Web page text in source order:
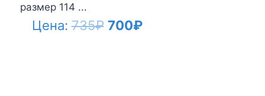
размер 114 ...
Цена:735₽ Первоначальная
700₽Текущая